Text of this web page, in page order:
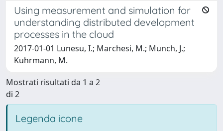
Using measurement and simulation for
understanding distributed development
processes in the cloud
2017-01-01 Lunesu, I.; Marchesi, M.; Munch, J.;
Kuhrmann, M.
Mostrati risultati da 1 a 2
di 2
Legenda icone